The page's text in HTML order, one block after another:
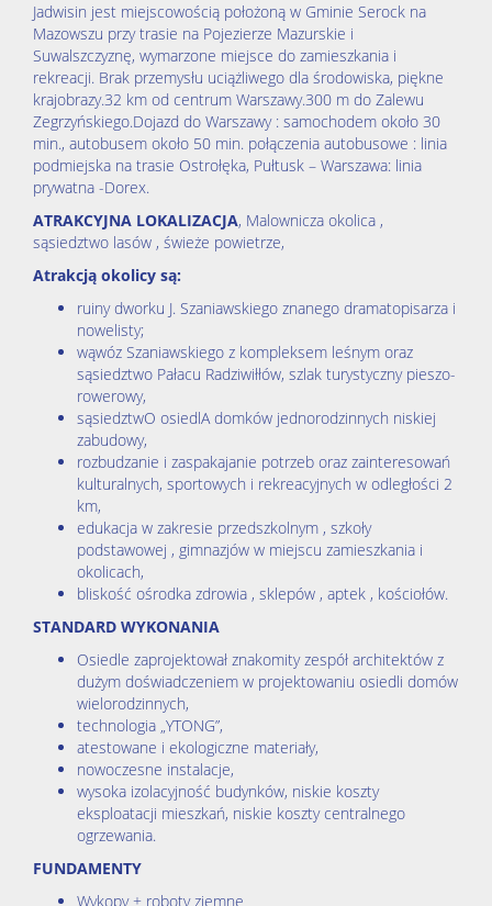
Jadwisin jest miejscowością położoną w Gminie Serock na
Mazowszu przy trasie na Pojezierze Mazurskie i
Suwalszczyznę, wymarzone miejsce do zamieszkania i
rekreacji. Brak przemysłu uciążliwego dla środowiska, piękne
krajobrazy.32 km od centrum Warszawy.300 m do Zalewu
Zegrzyńskiego.Dojazd do Warszawy : samochodem około 30
min., autobusem około 50 min. połączenia autobusowe : linia
podmiejska na trasie Ostrołęka, Pułtusk – Warszawa: linia
prywatna -Dorex.
ATRAKCYJNA LOKALIZACJA, Malownicza okolica ,
sąsiedztwo lasów , świeże powietrze,
Atrakcją okolicy są:
ruiny dworku J. Szaniawskiego znanego dramatopisarza i
nowelisty;
wąwóz Szaniawskiego z kompleksem leśnym oraz
sąsiedztwo Pałacu Radziwiłłów, szlak turystyczny pieszo-
rowerowy,
sąsiedztwO osiedlA domków jednorodzinnych niskiej
zabudowy,
rozbudzanie i zaspakajanie potrzeb oraz zainteresowań
kulturalnych, sportowych i rekreacyjnych w odległości 2
km,
edukacja w zakresie przedszkolnym , szkoły
podstawowej , gimnazjów w miejscu zamieszkania i
okolicach,
bliskość ośrodka zdrowia , sklepów , aptek , kościołów.
STANDARD WYKONANIA
Osiedle zaprojektował znakomity zespół architektów z
dużym doświadczeniem w projektowaniu osiedli domów
wielorodzinnych,
technologia „YTONG”,
atestowane i ekologiczne materiały,
nowoczesne instalacje,
wysoka izolacyjność budynków, niskie koszty
eksploatacji mieszkań, niskie koszty centralnego
ogrzewania.
FUNDAMENTY
Wykopy + roboty ziemne